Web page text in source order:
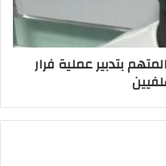
بتدبير عملية فرار